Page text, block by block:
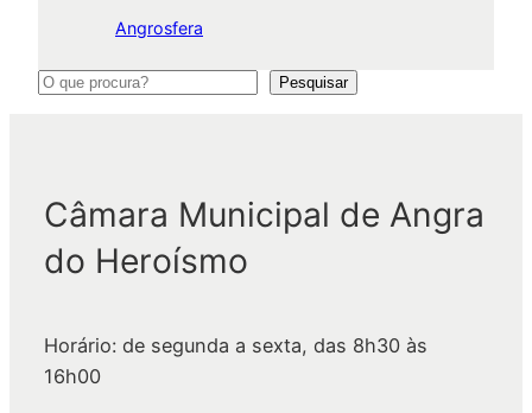
Angrosfera
P
u
s
Pesquisar
Câmara Municipal de Angra
do Heroísmo
Horário: de segunda a sexta, das 8h30 às
16h00